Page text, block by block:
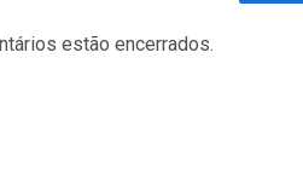
estão encerrados.